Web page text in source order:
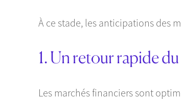
À ce stade, les anticipations des
1. Un retour rapide
Les marchés financiers sont